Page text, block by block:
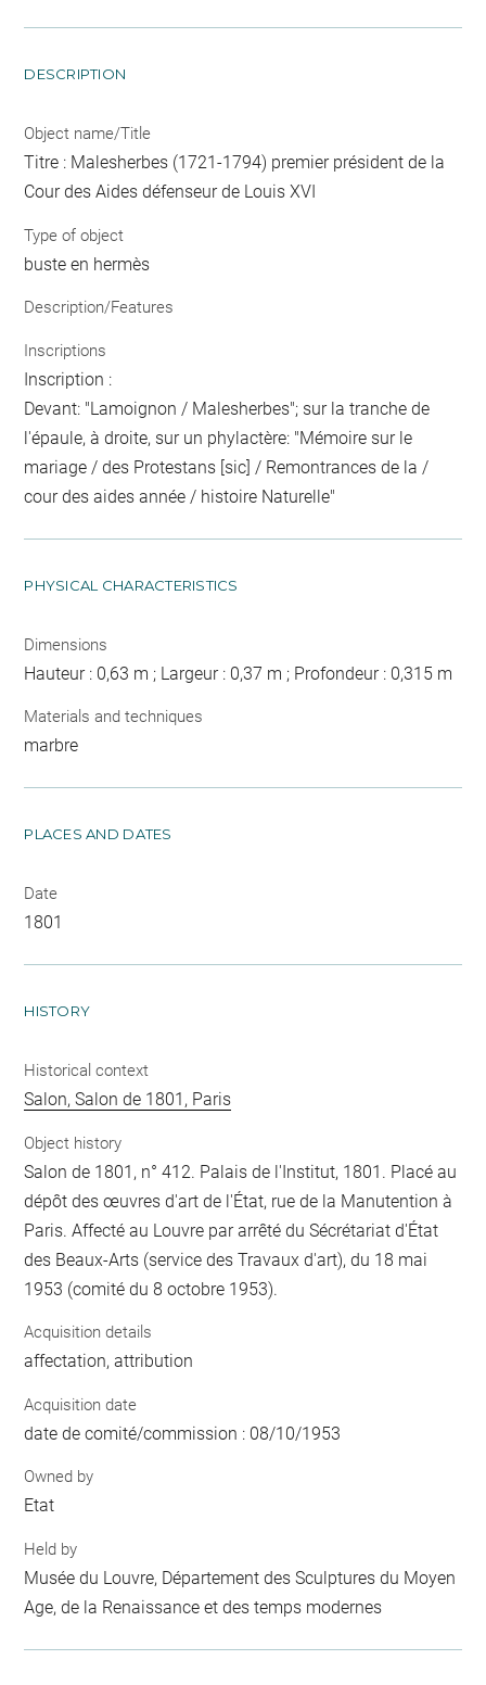
DESCRIPTION
Object name/Title
Titre : Malesherbes (1721-1794) premier président de la
Cour des Aides défenseur de Louis XVI
Type of object
buste en hermès
Description/Features
Inscriptions
Inscription :
Devant: "Lamoignon / Malesherbes"; sur la tranche de
l'épaule, à droite, sur un phylactère: "Mémoire sur le
mariage / des Protestans [sic] / Remontrances de la /
cour des aides année / histoire Naturelle"
PHYSICAL CHARACTERISTICS
Dimensions
Hauteur : 0,63 m ; Largeur : 0,37 m ; Profondeur : 0,315 m
Materials and techniques
marbre
PLACES AND DATES
Date
1801
HISTORY
Historical context
Salon, Salon de 1801, Paris
Object history
Salon de 1801, n° 412. Palais de l'Institut, 1801. Placé au
dépôt des œuvres d'art de l'État, rue de la Manutention à
Paris. Affecté au Louvre par arrêté du Sécrétariat d'État
des Beaux-Arts (service des Travaux d'art), du 18 mai
1953 (comité du 8 octobre 1953).
Acquisition details
affectation, attribution
Acquisition date
date de comité/commission : 08/10/1953
Owned by
Etat
Held by
Musée du Louvre, Département des Sculptures du Moyen
Age, de la Renaissance et des temps modernes